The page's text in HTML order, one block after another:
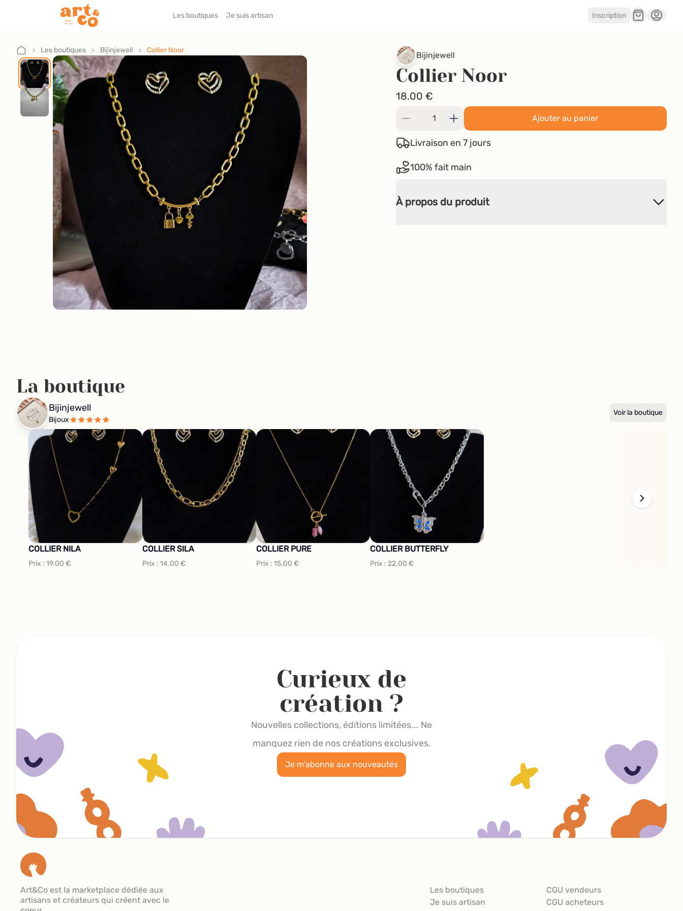
Les boutiques Je suis artisan Inscription
Les boutiques
Je suis artisan
Les boutiques Bijinjewell Collier Noor
Bijinjewell
Collier Noor
18.00 €
Ajouter au panier
Livraison en 7 jours
100% fait main
À propos du produit
La boutique
Bijinjewell
Bijoux
Voir la boutique
COLLIER NILA
Prix : 19.00 €
COLLIER SILA
Prix : 14.00 €
COLLIER PURE
Prix : 15.00 €
COLLIER BUTTERFLY
Prix : 22.00 €
Curieux de
création ?
Nouvelles collections, éditions limitées... Ne
manquez rien de nos créations exclusives.
Je m'abonne aux nouveautés
Art&Co est la marketplace dédiée aux
artisans et créateurs qui créent avec le
Les boutiques
Je suis artisan
CGU vendeurs
CGU acheteurs